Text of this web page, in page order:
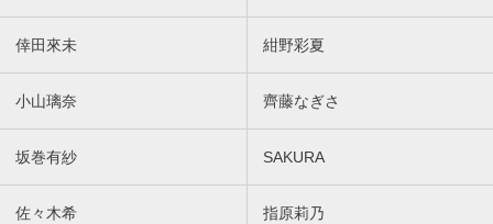
倖田來未 紺野彩夏
小山璃奈 齊藤なぎさ
坂巻有紗 SAKURA
佐々木希 指原莉乃